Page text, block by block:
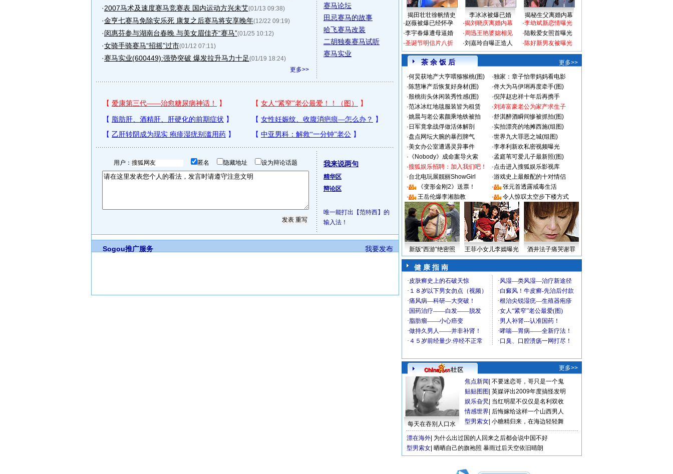
·2007马术及速度赛马竞赛表 国内运动方兴未艾(01/13 09:38)
·金亨七赛马免除安乐死 康复之后赛马将安享晚年(12/22 09:19)
·闵惠芬参与湖南台春晚 与美女眉佳齐“赛马”(01/25 10:12)
·女骑手骑赛马“招摇”过市(01/12 07:11)
·赛马实业(600449):强势突破 爆发拉升马力十足(01/19 18:24)
更多>>
赛马论坛
田忌赛马的故事
哈飞赛马改装
二胡独奏赛马试听
赛马实业
用户： 匿名 隐藏地址 设为辩论话题 我来说两句
精华区
辩论区
唯一能打出【范特西】的
输入法！
我要发布
Sogou推广服务
揭田壮壮徐帆情史 李冰冰被爆已婚
揭秘生父离婚内幕
·赵薇被爆已经怀孕
·李宇春爆遭母逼婚
·圣诞节明信片八折
·揭刘晓庆离婚内幕
·周迅王艳婆媳相见
·刘嘉玲自曝正造人
·李幼斌新恋情曝光
·陆毅爱女照首曝光
·陈好新男友被曝光
茶 余 饭 后
更多>>
·何炅获地产大亨喂猕猴桃(图) ·独家：章子怡带妈妈看电影
·陈慧琳产后恢复好身材(图) ·佟大为马伊琍再度牵手(图)
·殷桃街头休闲装秀性感(图) ·倪萍赵忠祥十年后再携手
·范冰冰红地毯服装皆为租赁 ·刘涛富豪老公为家产求生子
·姚晨与老公素颜乘地铁被拍 ·舒淇醉酒瞬间惨被抓拍(图)
· 日军竟拿战俘做活体解剖 ·实拍漂亮的地摊西施(组图)
·盘点网坛大腕的暴烈脾气 ·世界九大罪恶之城(组图)
·美女办公室遭遇灵异事件 ·李孝利新欢私密视频曝光
· 《Nobody》成命案导火索 ·孟庭苇可爱儿子最新照(图)
·搜狐娱乐招聘：加入我们吧！ ·点击进入搜狐娱乐影视库
·台北电玩展靓丽ShowGirl ·游戏史上最般配的十对情侣
·
《变形金刚2》送票！ ·
张元首透露戒毒生活
·
王岳伦爆李湘胎教 · 令人惊叹太空步下楼方式
新版“西游”绝密照 王菲小女儿李嫣曝光 酒井法子痛哭谢罪
健 康 指 南
更多>>
每天在吞别人口水
焦点新闻 不要迷恋哥，哥只是一个鬼
贴贴图图 英媒评出2009年度搞怪发明
娱乐旮旯 当红明星不仅仅是名利双收
情感世界 后悔嫁给这样一个山西男人
型男索女 小糖精归来，在海边轻轻舞
漂在海外 为什么出过国的人回来之后都会说中国不好
型男索女 晒晒自己的旗袍照 暴雨过后天空依旧晴朗